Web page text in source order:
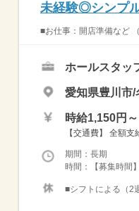
未経験◎シンプ
■お仕事：開店準備など
ホールスタッ
愛知県豊川市/
時給1,150円～
【交通費】 全額
期間：長期
時間：【募集時間
■シフトによる（2